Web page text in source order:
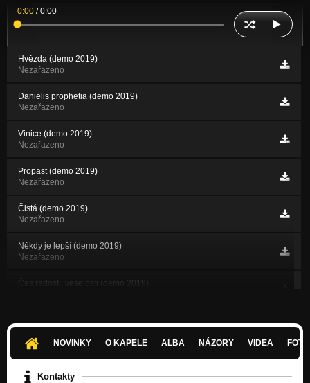
0:00 /0:00
Hvězda (demo 2019)
Nezařazeno
Danielis prophetia (demo 2019)
Nezařazeno
Vinice (demo 2019)
Nezařazeno
Propast (demo 2019)
Nezařazeno
Čistá (demo 2019)
Nezařazeno
Někdy je lepší (demo 2019)
Nezařazeno
Čas radosti, veselosti (demo 2019)
Řeka (demo 2015)
Nezařazeno
NOVINKY O KAPELE ALBA NÁZORY VIDEA
Kontakty